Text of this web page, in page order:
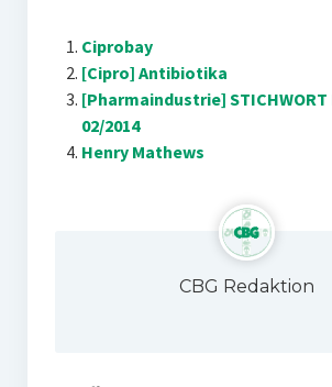
Ciprobay
[Cipro] Antibiotika
[Pharmaindustrie] STICHWORT
02/2014
Henry Mathews
CBG Redaktion